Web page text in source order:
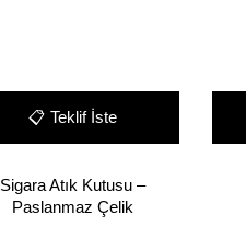
📋 Teklif İste
Sigara Atık Kutusu –
Paslanmaz Çelik